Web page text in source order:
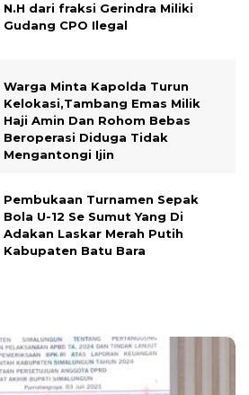
N.H dari fraksi Gerindra Miliki
Gudang CPO Ilegal
Warga Minta Kapolda Turun
Kelokasi,Tambang Emas Milik
Haji Amin Dan Rohom Bebas
Beroperasi Diduga Tidak
Mengantongi Ijin
Pembukaan Turnamen Sepak
Bola U-12 Se Sumut Yang Di
Adakan Laskar Merah Putih
Kabupaten Batu Bara